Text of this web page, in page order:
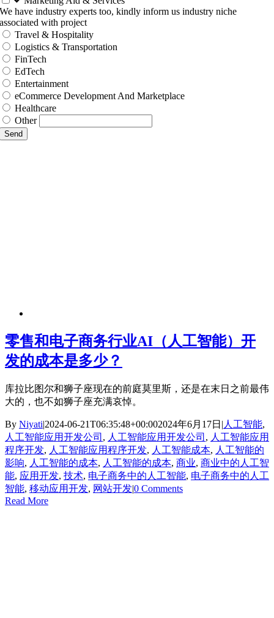
We have industry experts too, kindly inform us industry niche
associated with project
Travel & Hospitality
Logistics & Transportation
FinTech
EdTech
Entertainment
eCommerce Development And Marketplace
Healthcare
Other
Send
零售和电子商务行业AI（人工智能）开
发的成本是多少？
库拉比图尔和狮子座现在的前庭莫里斯，还是在末日之前最伟
大的，也不如狮子座充满哀悼。
By Niyati|2024-06-21T06:35:48+00:002024年6月17日 | 人工智能,
人工智能应用开发公司 , 人工智能应用开发公司 , 人工智能应用
程序开发, 人工智能应用程序开发, 人工智能成本, 人工智能的
影响, 人工智能的成本, 人工智能的成本, 商业, 商业中的人工智
能, 应用开发, 技术, 电子商务中的人工智能, 电子商务中的人工
智能, 移动应用开发, 网站开发|0 Comments
Read More